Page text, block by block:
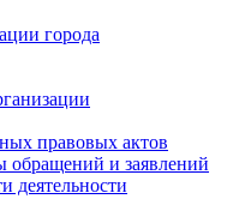
города
правовых актов
обращений и заявлений
деятельности